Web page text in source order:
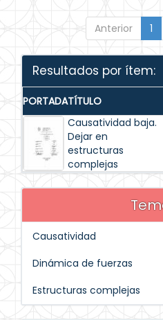
Anterior 1
Resultados por ítem:
PORTADATÍTULO
Causatividad baja.
Dejar en
estructuras
complejas
Causatividad
Dinámica de fuerzas
Estructuras complejas